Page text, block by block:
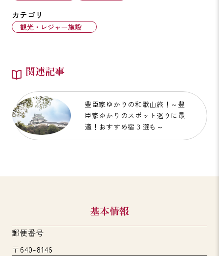
カテゴリ
観光・レジャー施設
関連記事
豊臣家ゆかりの和歌山旅！～豊
臣家ゆかりのスポット巡りに最
適！おすすめ宿３選も～
基本情報
郵便番号
〒640-8146